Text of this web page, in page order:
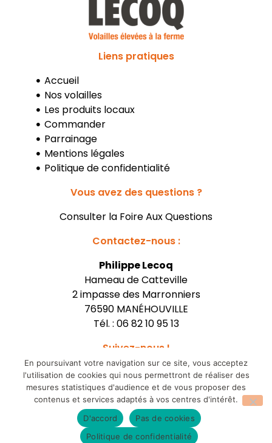
Liens pratiques
Accueil
Nos volailles
Les produits locaux
Commander
Parrainage
Mentions légales
Politique de confidentialité
Vous avez des questions ?
Consulter la Foire Aux Questions
Contactez-nous :
Philippe Lecoq
Hameau de Catteville
2 impasse des Marronniers
76590 MANÉHOUVILLE
Tél. : 06 82 10 95 13
Suivez-nous !
© 2026 Poulet-lecoq
En poursuivant votre navigation sur ce site, vous acceptez
l'utilisation de cookies qui nous permettront de réaliser des
mesures statistiques d'audience et de vous proposer des
contenus et services adaptés à vos centres d'intérêt.
D'accord
Pas de cookies
Politique de confidentialité